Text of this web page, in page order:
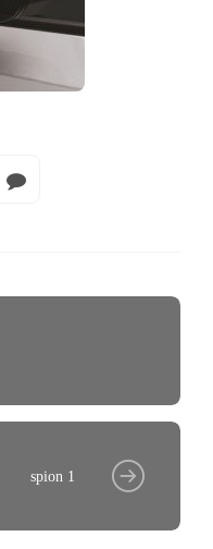
spion 1